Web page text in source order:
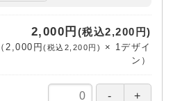
2,000円 (税込2,200円)
（2,000円(税込2,200円) × 1デザイ
ン ）